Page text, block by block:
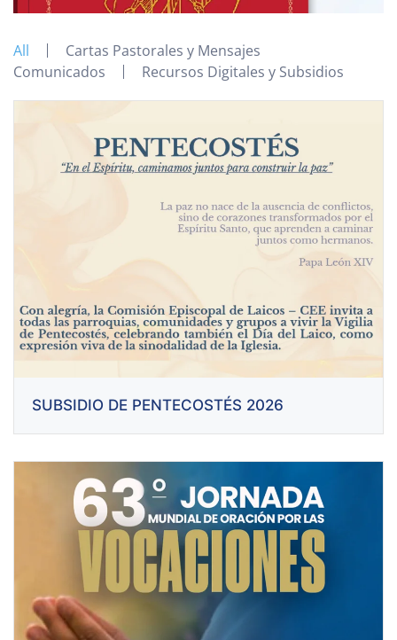
All
Cartas Pastorales y Mensajes
Comunicados
Recursos Digitales y Subsidios
SUBSIDIO DE PENTECOSTÉS 2026